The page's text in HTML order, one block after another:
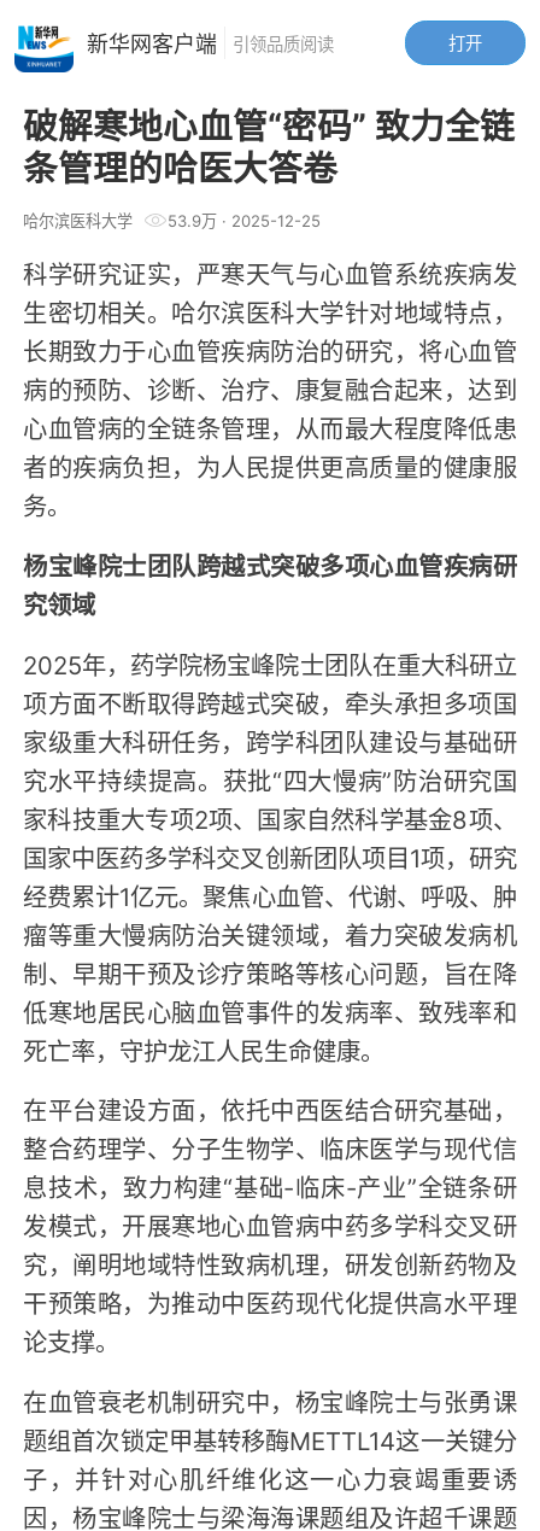
破解寒地心血管“密码” 致力全链
条管理的哈医大答卷
哈尔滨医科大学 53.9万· 2025-12-25
科学研究证实，严寒天气与心血管系统疾病发
生密切相关。哈尔滨医科大学针对地域特点，
长期致力于心血管疾病防治的研究，将心血管
病的预防、诊断、治疗、康复融合起来，达到
心血管病的全链条管理，从而最大程度降低患
者的疾病负担，为人民提供更高质量的健康服
务。
杨宝峰院士团队跨越式突破多项心血管疾病研
究领域
2025年，药学院杨宝峰院士团队在重大科研立
项方面不断取得跨越式突破，牵头承担多项国
家级重大科研任务，跨学科团队建设与基础研
究水平持续提高。获批“四大慢病”防治研究国
家科技重大专项2项、国家自然科学基金8项、
国家中医药多学科交叉创新团队项目1项，研究
经费累计1亿元。聚焦心血管、代谢、呼吸、肿
瘤等重大慢病防治关键领域，着力突破发病机
制、早期干预及诊疗策略等核心问题，旨在降
低寒地居民心脑血管事件的发病率、致残率和
死亡率，守护龙江人民生命健康。
在平台建设方面，依托中西医结合研究基础，
整合药理学、分子生物学、临床医学与现代信
息技术，致力构建“基础-临床-产业”全链条研
发模式，开展寒地心血管病中药多学科交叉研
究，阐明地域特性致病机理，研发创新药物及
干预策略，为推动中医药现代化提供高水平理
论支撑。
在血管衰老机制研究中，杨宝峰院士与张勇课
题组首次锁定甲基转移酶METTL14这一关键分
子，并针对心肌纤维化这一心力衰竭重要诱
因，杨宝峰院士与梁海海课题组及许超千课题
打开
新华网客户端 引领品质阅读